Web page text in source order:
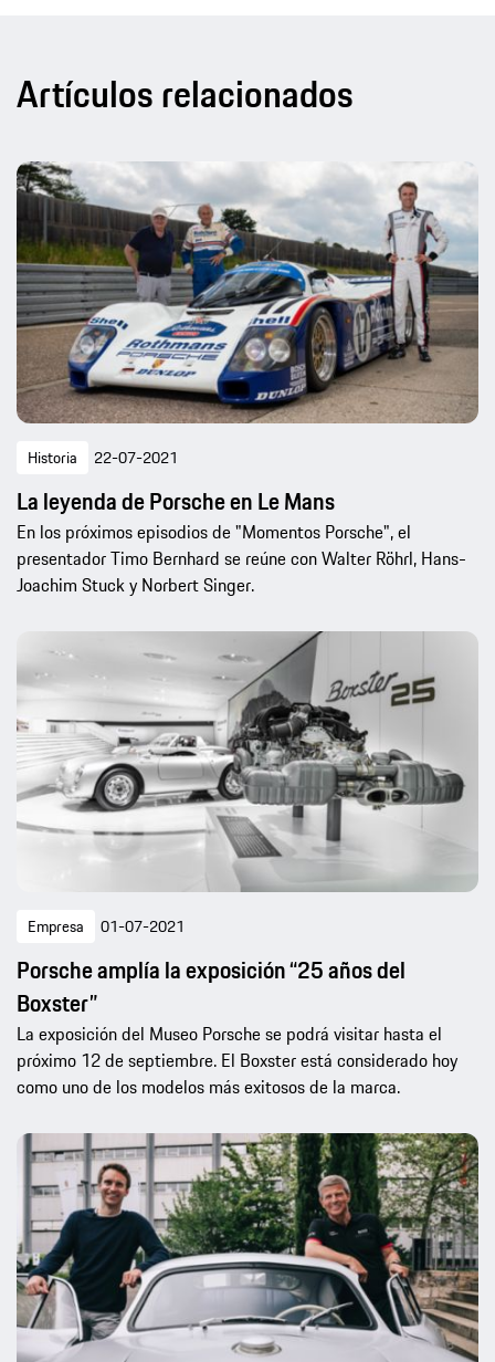
Artículos relacionados
Historia 22-07-2021
La leyenda de Porsche en Le Mans
En los próximos episodios de "Momentos Porsche", el
presentador Timo Bernhard se reúne con Walter Röhrl, Hans-
Joachim Stuck y Norbert Singer.
Empresa 01-07-2021
Porsche amplía la exposición “25 años del
Boxster”
La exposición del Museo Porsche se podrá visitar hasta el
próximo 12 de septiembre. El Boxster está considerado hoy
como uno de los modelos más exitosos de la marca.